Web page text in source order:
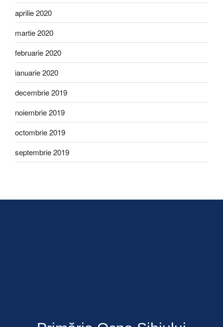
aprilie 2020
martie 2020
februarie 2020
ianuarie 2020
decembrie 2019
noiembrie 2019
octombrie 2019
septembrie 2019